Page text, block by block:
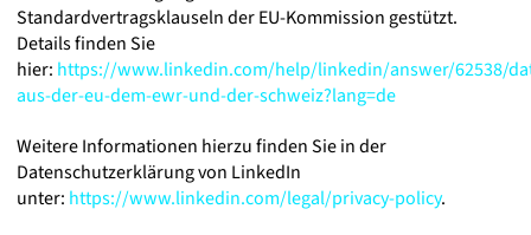
Standardvertragsklauseln der EU-Kommission gestützt.
Details finden Sie
hier: https://www.linkedin.com/help/linkedin/answer/62538/
aus-der-eu-dem-ewr-und-der-schweiz?lang=de
Weitere Informationen hierzu finden Sie in der
Datenschutzerklärung von LinkedIn
unter: https://www.linkedin.com/legal/privacy-policy.